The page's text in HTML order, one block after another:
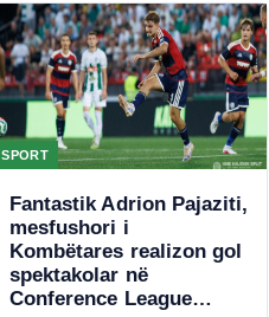
SPORT
Fantastik Adrion Pajaziti,
mesfushori i
Kombëtares realizon gol
spektakolar në
Conference League